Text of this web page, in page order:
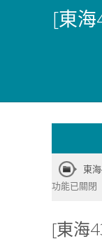
[東
東
功能已關閉
[東海